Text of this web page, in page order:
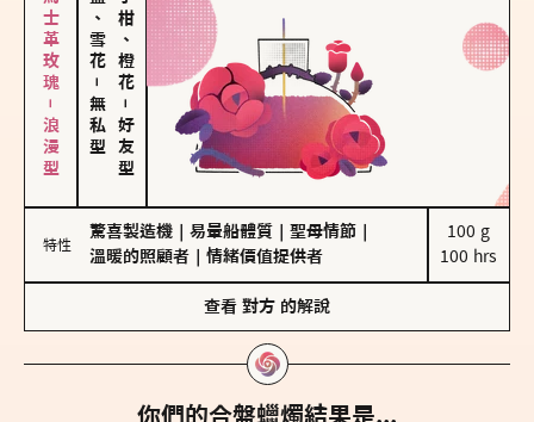
大馬士革玫瑰－浪漫型 －
無私型
佛手柑、橙花
－
好友型
特性
驚喜製造機 易暈船體質 聖母情節
溫暖的照顧者
情緒價值提供者
100 g
100 hrs
查看 對方 的解說
你們的合盤蠟燭結果是...